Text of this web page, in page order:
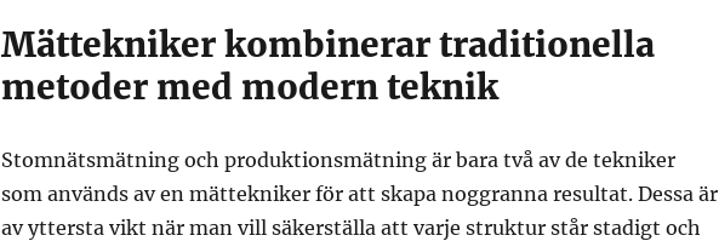
Mättekniker kombinerar traditionella
metoder med modern teknik
Stomnätsmätning och produktionsmätning är bara två av de tekniker
som används av en mättekniker för att skapa noggranna resultat. Dessa är
av yttersta vikt när man vill säkerställa att varje struktur står stadigt och